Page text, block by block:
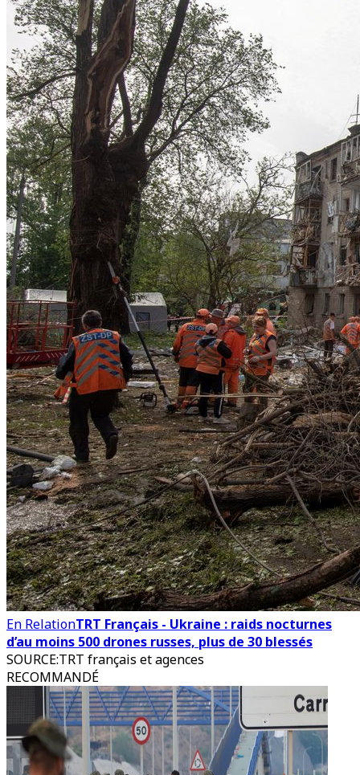
En RelationTRT Français - Ukraine : raids nocturnes
d’au moins 500 drones russes, plus de 30 blessés
SOURCE:TRT français et agences
RECOMMANDÉ